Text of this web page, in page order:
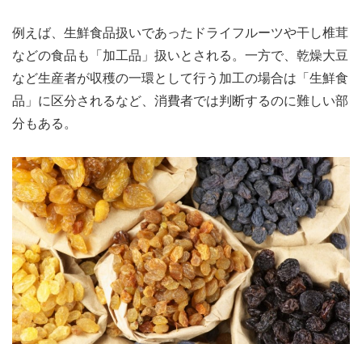
例えば、生鮮食品扱いであったドライフルーツや干し椎茸
などの食品も「加工品」扱いとされる。一方で、乾燥大豆
など生産者が収穫の一環として行う加工の場合は「生鮮食
品」に区分されるなど、消費者では判断するのに難しい部
分もある。